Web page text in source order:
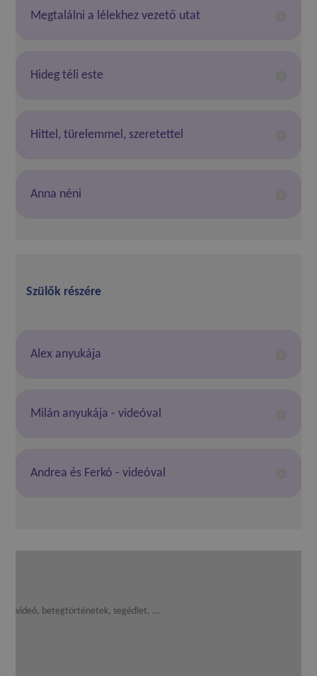
Megtalálni a lélekhez vezető utat
Hideg téli este
Hittel, türelemmel, szeretettel
Anna néni
Szülők részére
Alex anyukája
Milán anyukája - videóval
Andrea és Ferkó - videóval
videó, betegtörténetek, segédlet, ...